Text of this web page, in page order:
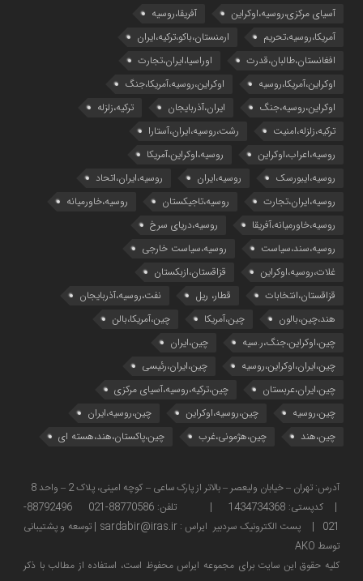
آسیای مرکزی،روسیه،اوکراین
آفریقا،روسیه
آمریکا،روسیه،تحریم
ارمنستان،باکو،ترکیه،ایران
افغانستان،طالبان،قدرت
اوراسیا،ایران،تجارت
اوکراین،آمریکا،روسیه
اوکراین،روسیه،آمریکا،جنگ
اوکراین،روسیه،جنگ
ایران،آذربایجان
ترکیه،زلزله
ترکیه،زلزله،امنیت
رشت،روسیه،ایران،آستارا
روسیه،اعراب،اوکراین
روسیه،اوکراین،آمریکا
روسیه،ایبورسک
روسیه،ایران
روسیه،ایران،اتحاد
روسیه،ایران،تجارت
روسیه،تاجیکستان
روسیه،خاورمیانه
روسیه،خاورمیانه،آفریقا
روسیه،دریای سرخ
روسیه،سند،سیاست
روسیه،سیاست خارجی
غلات،روسیه،اوکراین
قزاقستان،ازبکستان
قزاقستان،انتخابات
قطار، ریل
نفت،روسیه،آذربایجان
هند،چین،بالون
چین،آمریکا
چین،آمریکا،بالن
چین،اوکراین،جنگ،ر.سیه
چین،ایران
چین،ایران،اوکراین،روسیه
چین،ایران،رئیسی
چین،ایران،عربستان
چین،ترکیه،روسیه،آسیای مرکزی
چین،روسیه
چین،روسیه،اوکراین
چین،روسیه،ایران
چین،هند
چین،هژمونی،غرب چین،پاکستان،هند،هسته ای
| کدپستی: 1434734368 | تلفن: 88770586-021 88792496-
021 | پست الکترونیک سردبیر ایراس : sardabir@iras.ir |
توسعه و پشتیبانی
توسط AKO
كليه حقوق این سایت برای مجموعه ایراس محفوظ است، استفاده از مطالب با ذكر